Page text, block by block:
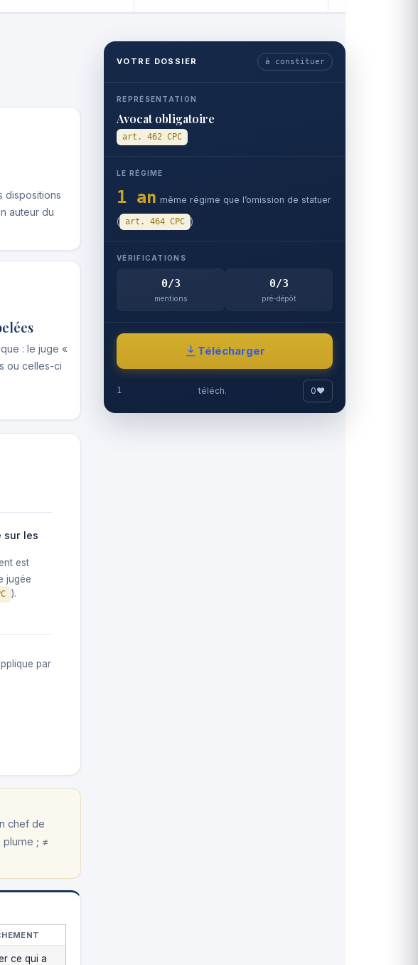
dispositions
auteur du
: le juge «
ou celles-ci
sur les
est
jugée
).
par
chef de
plume ; ≠
ce qui a
VOTRE DOSSIER à constituer
REPRÉSENTATION
Avocat obligatoire
art. 462 CPC
LE RÉGIME
1 an même régime que l’omission de statuer
( art. 464 CPC )
VÉRIFICATIONS
0/3
mentions
0/3
pré-dépôt
Télécharger
1 téléch. 0♥